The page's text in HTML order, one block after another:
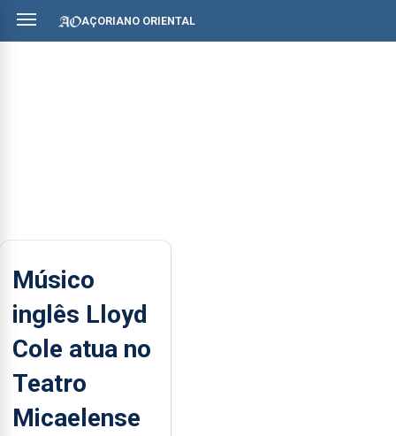
AÇORIANO ORIENTAL
Músico
inglês Lloyd
Cole atua no
Teatro
Micaelense